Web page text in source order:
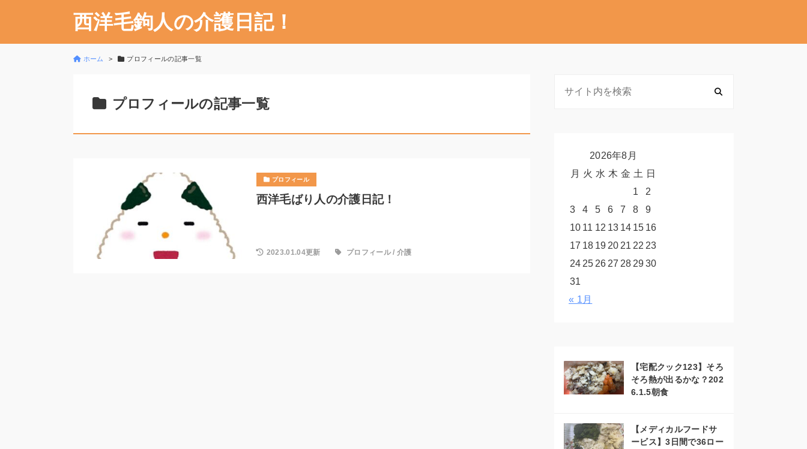
西洋毛鉤人の介護日記！
ホーム プロフィールの記事一覧
プロフィールの記事一覧
プロフィール
西洋毛ばり人の介護日記！
2023.01.04更新 プロフィール / 介護
2026年8月
月 火 水 木 金 土 日
1
2
3
4 5 6 7 8
9
10 11 12 13 14 15 16
17 18 19 20 21 22 23
24 25 26 27 28 2930
31
« 1月
【宅配クック123】そろ
そろ熱が出るかな？202
6.1.5朝食
【メディカルフードサ
ービス】3日間で36ロー